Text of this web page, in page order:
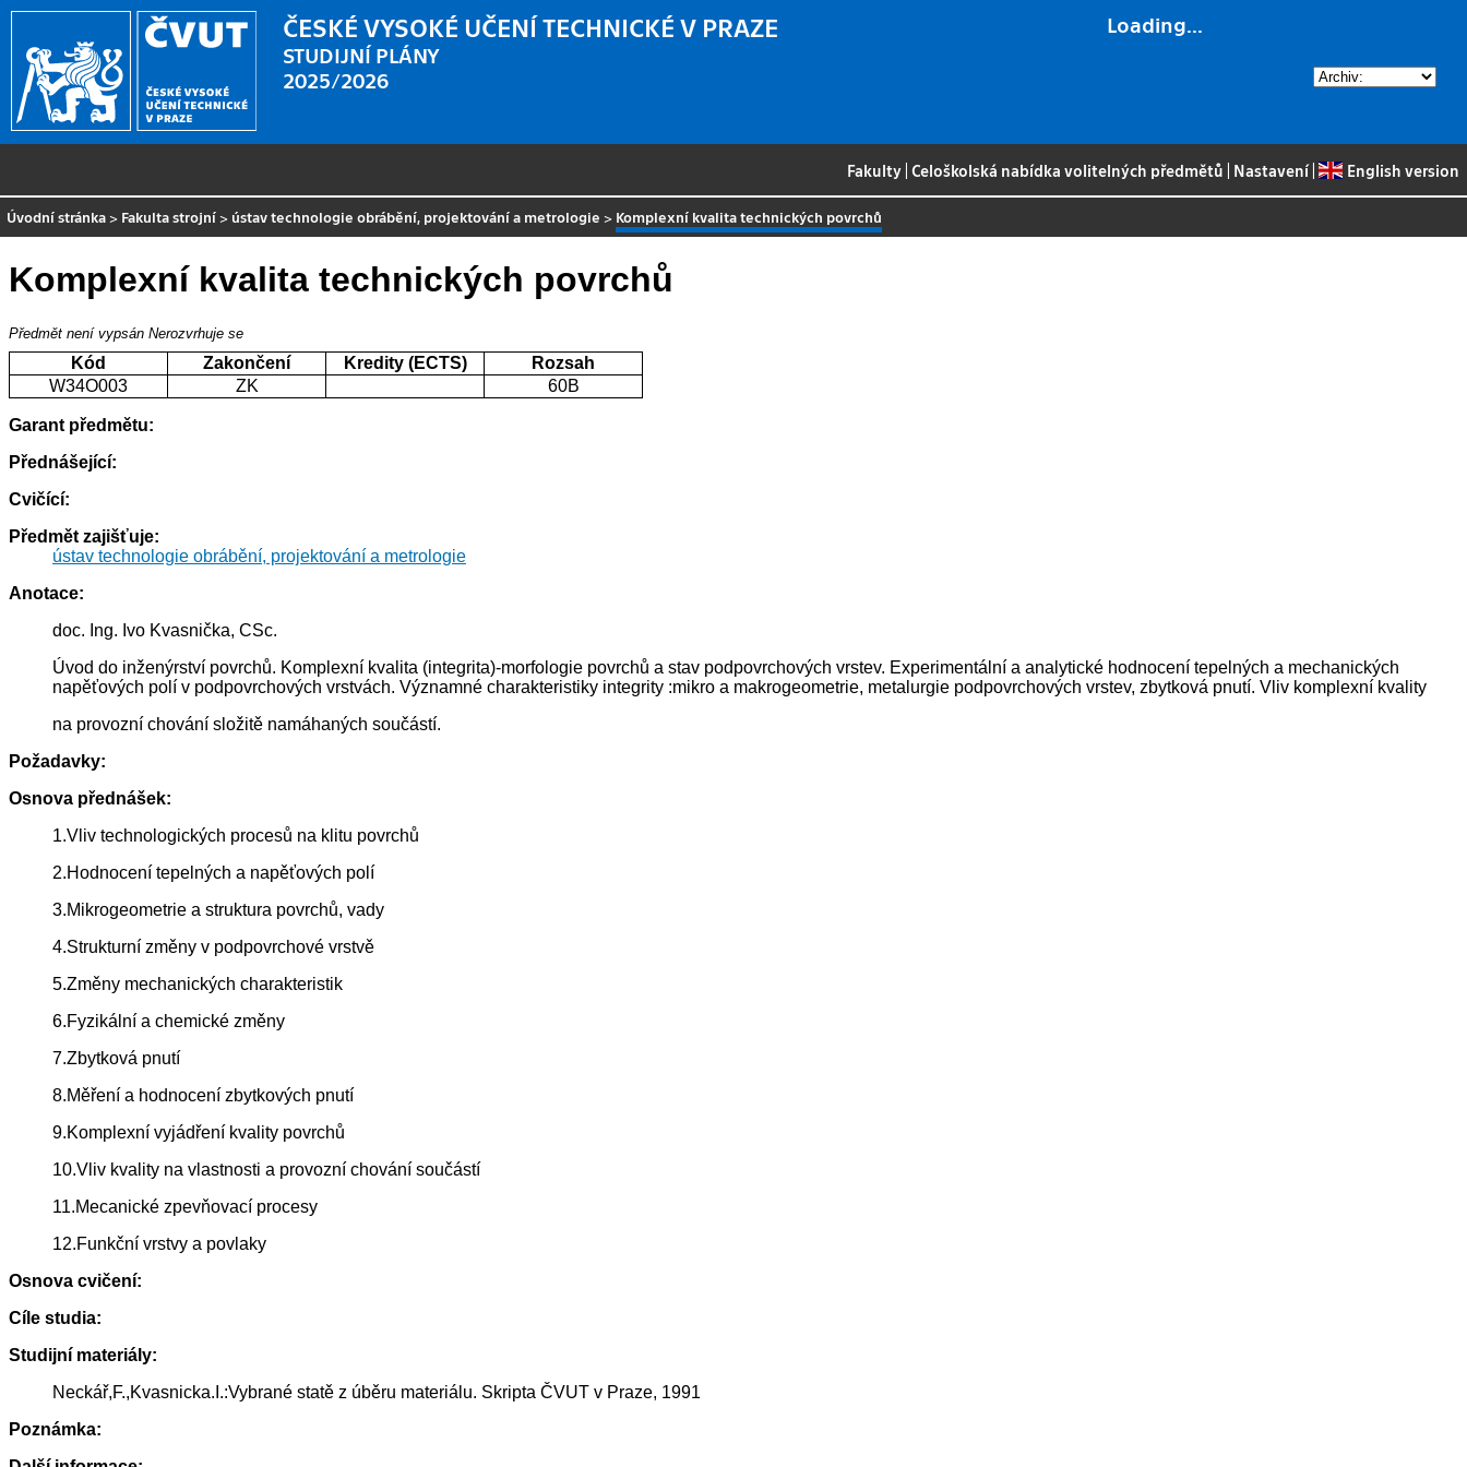
Loading...
ČESKÉ VYSOKÉ UČENÍ TECHNICKÉ V PRAZE
STUDIJNÍ PLÁNY
2025/2026
Fakulty |Celoškolská nabídka volitelných předmětů Nastavení| English version
Úvodní stránka > Fakulta strojní > ústav technologie obrábění, projektování a metrologie > Komplexní kvalita technických povrchů
Komplexní kvalita technických povrchů
Předmět není vypsán Nerozvrhuje se
Kód Zakončení Kredity (ECTS)
Rozsah
W34O003
ZK 60B
Garant předmětu:
Přednášející:
Cvičící:
Předmět zajišťuje:
ústav technologie obrábění, projektování a metrologie
Anotace:
doc. Ing. Ivo Kvasnička, CSc.
Úvod do inženýrství povrchů. Komplexní kvalita (integrita)-morfologie povrchů a stav podpovrchových vrstev. Experimentální a analytické hodnocení tepelných a mechanických
napěťových polí v podpovrchových vrstvách. Významné charakteristiky integrity :mikro a makrogeometrie, metalurgie podpovrchových vrstev, zbytková pnutí. Vliv komplexní kvality
na provozní chování složitě namáhaných součástí.
Požadavky:
Osnova přednášek:
1.Vliv technologických procesů na klitu povrchů
2.Hodnocení tepelných a napěťových polí
3.Mikrogeometrie a struktura povrchů, vady
4.Strukturní změny v podpovrchové vrstvě
5.Změny mechanických charakteristik
6.Fyzikální a chemické změny
7.Zbytková pnutí
8.Měření a hodnocení zbytkových pnutí
9.Komplexní vyjádření kvality povrchů
10.Vliv kvality na vlastnosti a provozní chování součástí
11.Mecanické zpevňovací procesy
12.Funkční vrstvy a povlaky
Osnova cvičení:
Cíle studia:
Studijní materiály:
Neckář,F.,Kvasnicka.I.:Vybrané statě z úběru materiálu. Skripta ČVUT v Praze, 1991
Poznámka: